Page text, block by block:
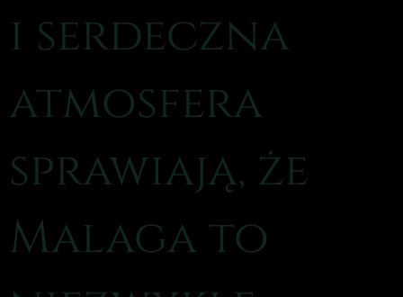
i serdeczna
atmosfera
sprawiają, że
Malaga to